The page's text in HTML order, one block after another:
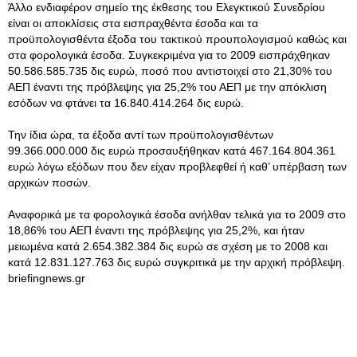
Άλλο ενδιαφέρον σημείο της έκθεσης του Ελεγκτικού Συνεδρίου
είναι οι αποκλίσεις στα εισπραχθέντα έσοδα και τα
προϋπολογισθέντα έξοδα του τακτικού προυπολογισμού καθώς και
στα φορολογικά έσοδα. Συγκεκριμένα για το 2009 εισπράχθηκαν
50.586.585.735 δις ευρώ, ποσό που αντιστοιχεί στο 21,30% του
ΑΕΠ έναντι της πρόβλεψης για 25,2% του ΑΕΠ με την απόκλιση
εσόδων να φτάνει τα 16.840.414.264 δις ευρώ.
Την ίδια ώρα, τα έξοδα αντί των προϋπολογισθέντων
99.366.000.000 δις ευρώ προσαυξήθηκαν κατά 467.164.804.361
ευρώ λόγω εξόδων που δεν είχαν προβλεφθεί ή καθ’ υπέρβαση των
αρχικών ποσών.
Αναφορικά με τα φορολογικά έσοδα ανήλθαν τελικά για το 2009 στο
18,86% του ΑΕΠ έναντι της πρόβλεψης για 25,2%, και ήταν
μειωμένα κατά 2.654.382.384 δις ευρώ σε σχέση με το 2008 και
κατά 12.831.127.763 δις ευρώ συγκριτικά με την αρχική πρόβλεψη.
briefingnews.gr